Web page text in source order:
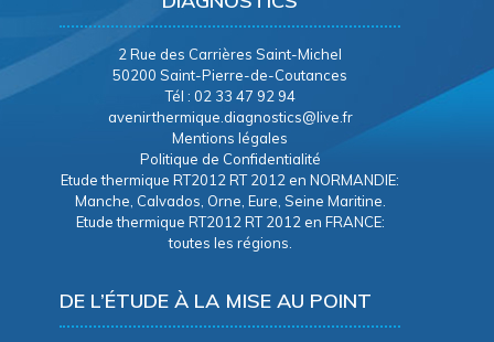
2 Rue des Carrières Saint-Michel
50200 Saint-Pierre-de-Coutances
Tél : 02 33 47 92 94
avenirthermique.diagnostics@live.fr
Mentions légales
Politique de Confidentialité
Etude thermique RT2012 RT 2012 en NORMANDIE:
Manche, Calvados, Orne, Eure, Seine Maritine.
Etude thermique RT2012 RT 2012 en FRANCE:
toutes les régions.
DE L’ÉTUDE À LA MISE AU POINT